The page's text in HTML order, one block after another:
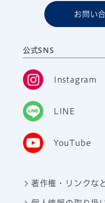
お問い
公式SNS
Instagram
LINE
YouTube
著作権・リンクな